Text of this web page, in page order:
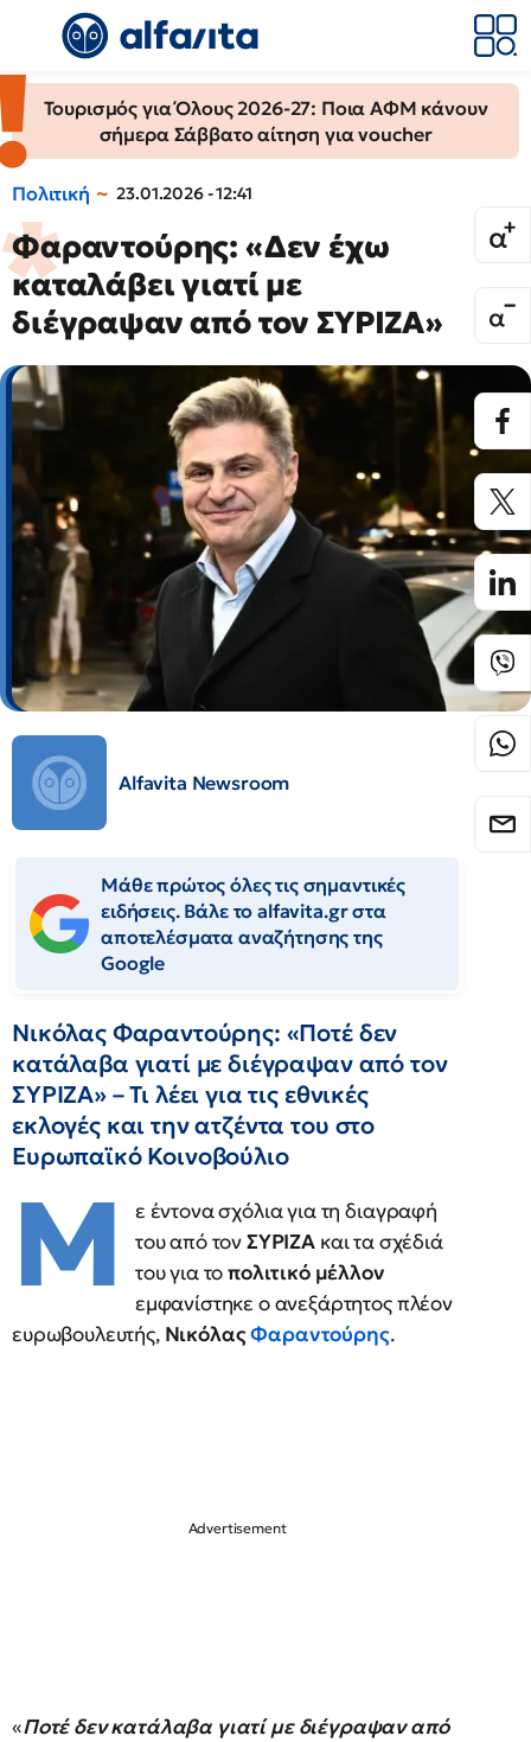
Τουρισμός για Όλους 2026-27: Ποια ΑΦΜ κάνουν
σήμερα Σάββατο αίτηση για voucher
Πολιτική 23.01.2026 - 12:41
Φαραντούρης: «Δεν έχω
καταλάβει γιατί με
διέγραψαν από τον ΣΥΡΙΖΑ»
Alfavita Newsroom
Μάθε πρώτος όλες τις σημαντικές
ειδήσεις. Βάλε το alfavita.gr στα
αποτελέσματα αναζήτησης της
Google
Νικόλας Φαραντούρης: «Ποτέ δεν
κατάλαβα γιατί με διέγραψαν από τον
ΣΥΡΙΖΑ» – Τι λέει για τις εθνικές
εκλογές και την ατζέντα του στο
Ευρωπαϊκό Κοινοβούλιο
Μ
ε έντονα σχόλια για τη διαγραφή
του από τονΣΥΡΙΖΑκαι τα σχέδιά
του για τοπολιτικό μέλλον
εμφανίστηκε ο ανεξάρτητος πλέον
ευρωβουλευτής, ΝικόλαςΦαραντούρης.
«Ποτέ δεν κατάλαβα γιατί με διέγραψαν από